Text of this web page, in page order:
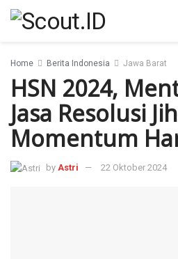
Home Berita Indonesia Jawa Barat
HSN 2024,
Jasa Resolusi
Momentum
by Astri 22 Oktober 2024